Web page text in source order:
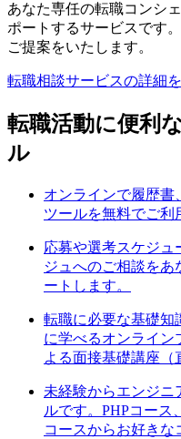
あなた専任の転職コンシ
ポートするサービスです
ご提案をいたします。
転職相談サービスの詳細
転職活動に便利
ル
オンラインで履歴書
ツールを無料でご利
応募や選考スケジュ
ジュへのご相談をあ
ートします。
転職に必要な基礎知
に学べるオンライン
よる面接基礎講座（
未経験からエンジニ
ルです。PHPコース
コースからお好きな